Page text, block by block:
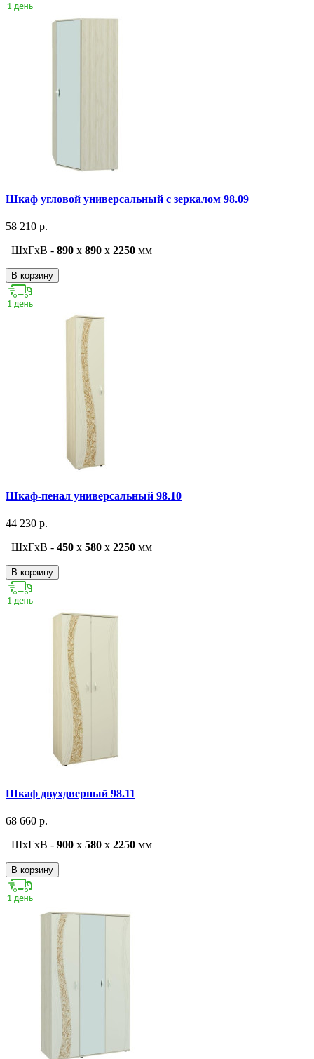
Шкаф угловой универсальный с зеркалом 98.09
58 210 р.
ШxГxВ - 890 x 890 x 2250 мм
В корзину
Шкаф-пенал универсальный 98.10
44 230 р.
ШxГxВ - 450 x 580 x 2250 мм
В корзину
Шкаф двухдверный 98.11
68 660 р.
ШxГxВ - 900 x 580 x 2250 мм
В корзину